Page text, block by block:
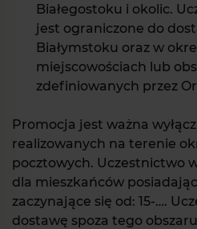
Białegostoku i okolic.
jest ograniczone do
Białymstoku oraz w
miejscowościach lub
zdefiniowanych przez
Promocja jest ważna
realizowanych na terenie
pocztowych. Uczestnictwo
dla mieszkańców
zaczynające się od: 15-….
dostawę spoza tego